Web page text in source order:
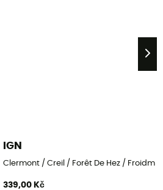
IGN
Clermont / Creil / Forêt De Hez /
339,00 Kč